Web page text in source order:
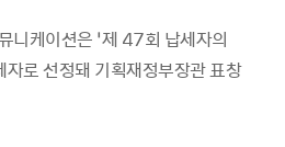
케이션은 ‘제 47회 납세자의
자로 선정돼 기획재정부장관 표창